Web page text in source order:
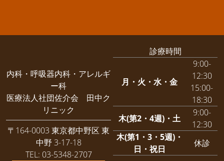
内科・呼吸器内科・アレルギ
ー科
医療法人社団佐介会 田中ク
リニック
〒164-0003 東京都中野区 東
中野 3-17-18
TEL: 03-5348-2707
診療時間
月・火・水・金
9:00-
12:30
15:00-
18:30
木(第2・4週)・土
9:00-
12:30
木(第1・3・5週)・
日・祝日
休診